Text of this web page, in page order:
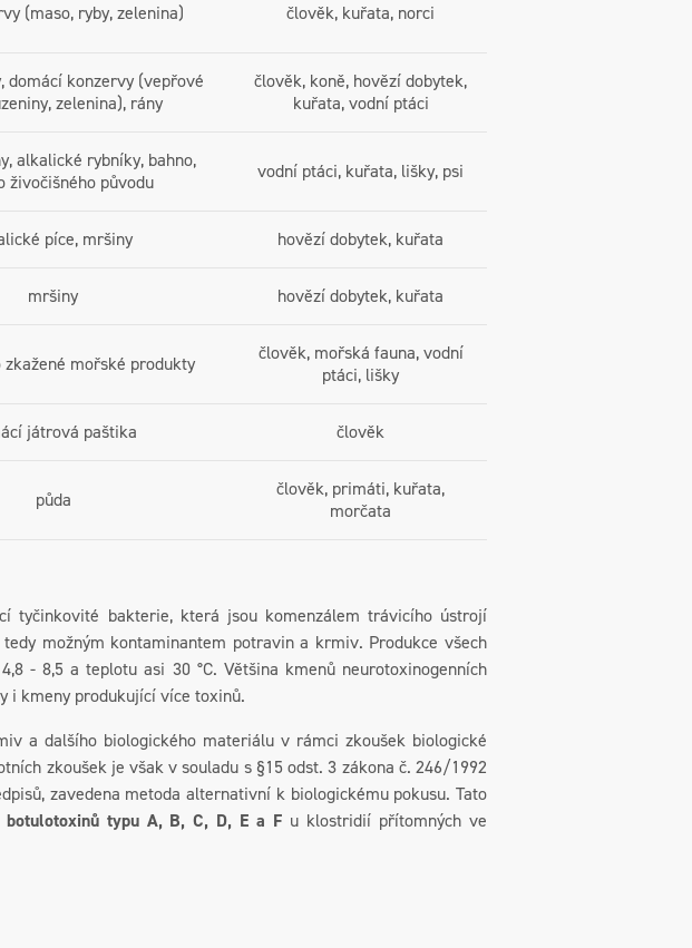
(maso, ryby, zelenina) člověk, kuřata, norci
domácí konzervy (vepřové
zelenina), rány
člověk, koně, hovězí dobytek,
kuřata, vodní ptáci
alkalické rybníky, bahno,
živočišného původu
vodní ptáci, kuřata, lišky, psi
píce, mršiny hovězí dobytek, kuřata
mršiny hovězí dobytek, kuřata
zkažené mořské produkty
člověk, mořská fauna, vodní
ptáci, lišky
játrová paštika člověk
půda
člověk, primáti, kuřata,
morčata
tyčinkovité bakterie, která jsou komenzálem trávicího ústrojí
možným kontaminantem potravin a krmiv. Produkce všech
- 8,5 a teplotu asi 30 °C. Většina kmenů neurotoxinogenních
i kmeny produkující více toxinů.
biologického materiálu v rámci zkoušek biologické
zkoušek je však v souladu s §15 odst. 3 zákona č. 246/1992
zavedena metoda alternativní k biologickému pokusu. Tato
typu A, B, C, D, E a F u klostridií přítomných ve